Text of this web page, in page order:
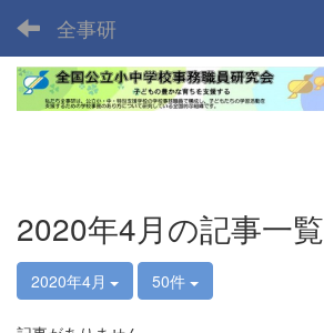
全事研
2020年4月の記事一覧
2020年4月 50件